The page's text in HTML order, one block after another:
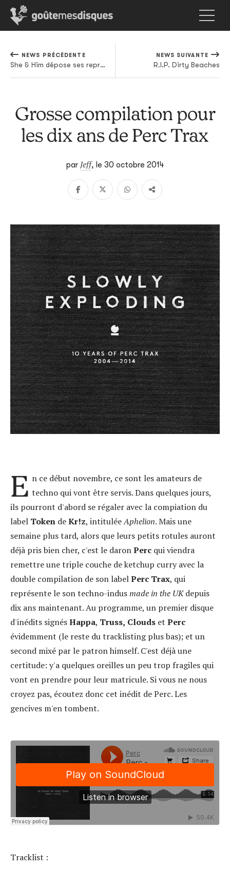
NEWS PRÉCÉDENTE
She & Him dépose ses reprises sous le sapin
NEWS SUIVANTE
R.I.P. Dirty Beaches
Grosse compilation pour
les dix ans de Perc Trax
par Jeff, le 30 octobre 2014
E n ce début novembre, ce sont les amateurs de
techno qui vont être servis. Dans quelques jours,
ils pourront d'abord se régaler avec la compiation du
label Token deKr!z, intituléeAphelion. Mais une
semaine plus tard, alors que leurs petits rotules auront
déjà pris bien cher, c'est le daronPerc qui viendra
remettre une triple couche de ketchup curry avec la
double compilation de son labelPerc Trax, qui
représente le son techno-indusmade in the UKdepuis
dix ans maintenant. Au programme, un premier disque
d'inédits signésHappa, Truss, Clouds et Perc
évidemment (le reste du tracklisting plus bas); et un
second mixé par le patron himself. C'est déjà une
certitude: y'a quelques oreilles un peu trop fragiles qui
vont en prendre pour leur matricule. Si vous ne nous
croyez pas, écoutez donc cet inédit de Perc. Les
gencives m'en tombent.
Tracklist :